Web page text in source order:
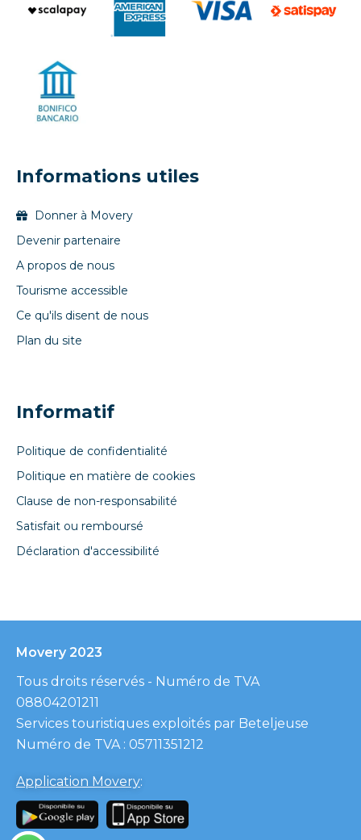
Informations utiles
Donner à Movery
Devenir partenaire
A propos de nous
Tourisme accessible
Ce qu'ils disent de nous
Plan du site
Informatif
Politique de confidentialité
Politique en matière de cookies
Clause de non-responsabilité
Satisfait ou remboursé
Déclaration d'accessibilité
Movery 2023
Tous droits réservés - Numéro de TVA
08804201211
Services touristiques exploités par Beteljeuse
Numéro de TVA : 05711351212
Application Movery: